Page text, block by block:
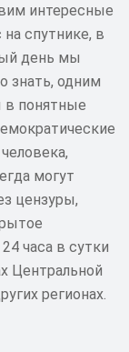
интересные
спутнике, в
день мы
знать, одним
понятные
могут
цензуры,
часа в сутки
Центральной
регионах.